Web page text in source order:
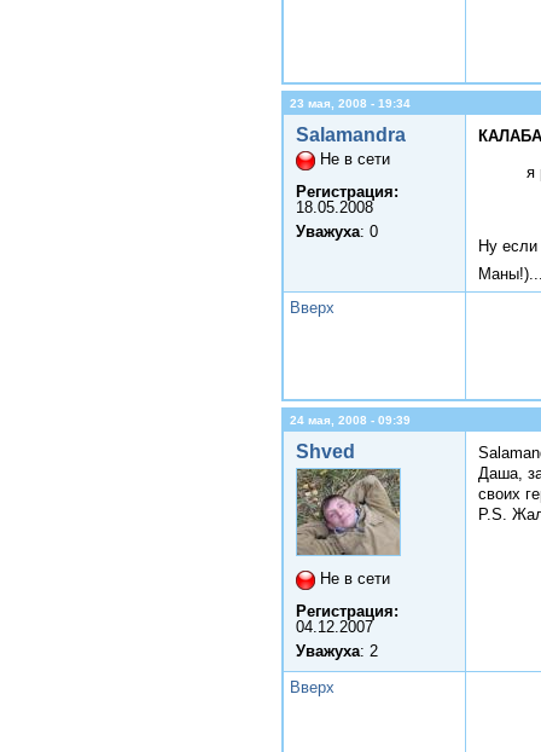
23 мая, 2008 - 19:34
Salamandra
Не в сети
Регистрация:
18.05.2008
Уважуха: 0
я
Ну если
Вверх
24 мая, 2008 - 09:39
Shved
Не в сети
Регистрация:
04.12.2007
Уважуха: 2
Даша,
своих
P.S.
Вверх